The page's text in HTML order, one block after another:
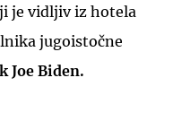
je vidljiv iz hotela
jugoistočne
Joe Biden.